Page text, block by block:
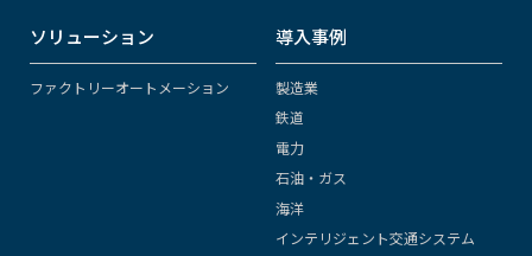
ソリューション
ファクトリーオートメーション
導入事例
製造業
鉄道
電力
石油・ガス
海洋
インテリジェント交通システム